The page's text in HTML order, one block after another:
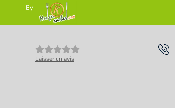
By
Laisser un avis